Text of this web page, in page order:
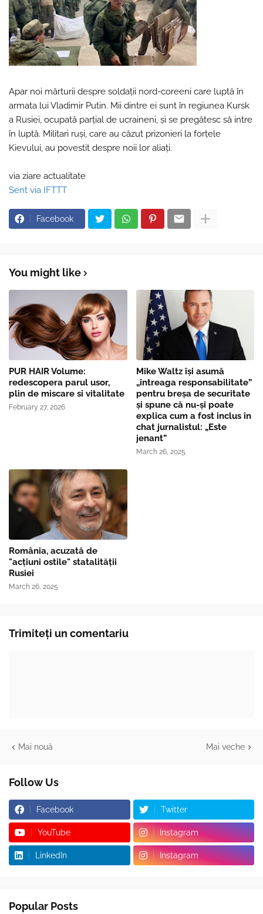
Apar noi mărturii despre soldații nord-coreeni care luptă în
armata lui Vladimir Putin. Mii dintre ei sunt în regiunea Kursk
a Rusiei, ocupată parțial de ucraineni, și se pregătesc să intre
în luptă. Militari ruși, care au căzut prizonieri la forțele
Kievului, au povestit despre noii lor aliați.
via ziare actualitate
Sent via IFTTT
Facebook
You might like
PUR HAIR Volume:
redescopera parul usor,
plin de miscare si vitalitate
February 27, 2026
Mike Waltz îşi asumă
„întreaga responsabilitate”
pentru breşa de securitate
și spune că nu-și poate
explica cum a fost inclus în
chat jurnalistul: „Este
jenant”
March 26, 2025
România, acuzată de
"acțiuni ostile" statalității
Rusiei
March 26, 2025
Trimiteți un comentariu
Mai nouă Mai veche
Follow Us
Facebook Twitter
YouTube Instagram
LinkedIn Instagram
Popular Posts